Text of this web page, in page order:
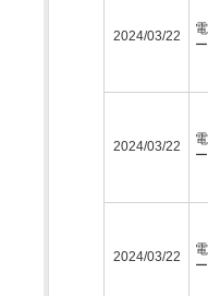
2024/03/22
2024/03/22
2024/03/22